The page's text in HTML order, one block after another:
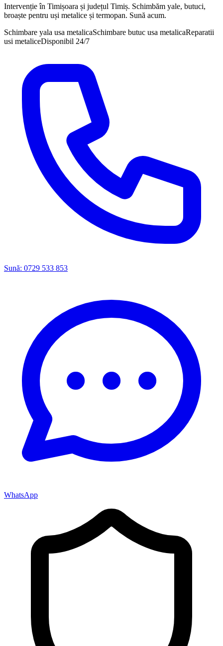
Intervenție în Timișoara și județul Timiș. Schimbăm yale, butuci,
broaște pentru uși metalice și termopan. Sună acum.
Schimbare yala usa metalicaSchimbare butuc usa metalicaReparatii
usi metaliceDisponibil 24/7
Sună: 0729 533 853
WhatsApp